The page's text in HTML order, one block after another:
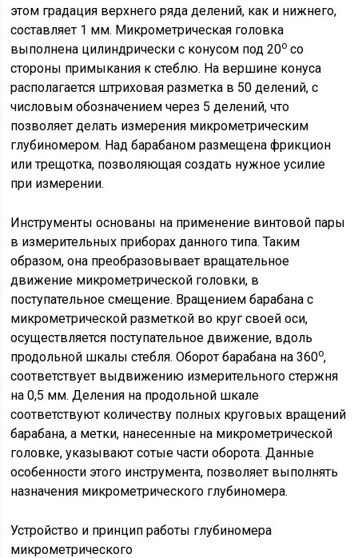
этом градация верхнего ряда делений, как и нижнего,
составляет 1 мм. Микрометрическая головка
выполнена цилиндрически с конусом под 20о со
стороны примыкания к стеблю. На вершине конуса
располагается штриховая разметка в 50 делений, с
числовым обозначением через 5 делений, что
позволяет делать измерения микрометрическим
глубиномером. Над барабаном размещена фрикцион
или трещотка, позволяющая создать нужное усилие
при измерении.
Инструменты основаны на применение винтовой пары
в измерительных приборах данного типа. Таким
образом, она преобразовывает вращательное
движение микрометрической головки, в
поступательное смещение. Вращением барабана с
микрометрической разметкой во круг своей оси,
осуществляется поступательное движение, вдоль
продольной шкалы стебля. Оборот барабана на 360о,
соответствует выдвижению измерительного стержня
на 0,5 мм. Деления на продольной шкале
соответствуют количеству полных круговых вращений
барабана, а метки, нанесенные на микрометрической
головке, указывают сотые части оборота. Данные
особенности этого инструмента, позволяет выполнять
назначения микрометрического глубиномера.
Устройство и принцип работы глубиномера
микрометрического